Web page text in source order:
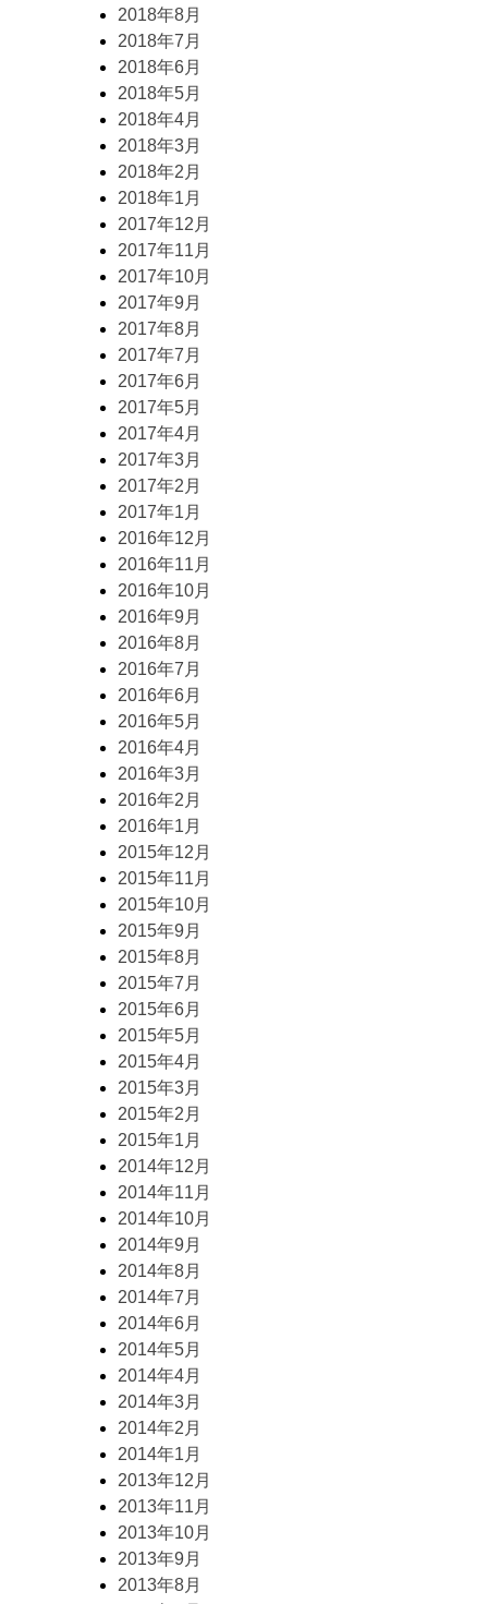
2018年8月
2018年7月
2018年6月
2018年5月
2018年4月
2018年3月
2018年2月
2018年1月
2017年12月
2017年11月
2017年10月
2017年9月
2017年8月
2017年7月
2017年6月
2017年5月
2017年4月
2017年3月
2017年2月
2017年1月
2016年12月
2016年11月
2016年10月
2016年9月
2016年8月
2016年7月
2016年6月
2016年5月
2016年4月
2016年3月
2016年2月
2016年1月
2015年12月
2015年11月
2015年10月
2015年9月
2015年8月
2015年7月
2015年6月
2015年5月
2015年4月
2015年3月
2015年2月
2015年1月
2014年12月
2014年11月
2014年10月
2014年9月
2014年8月
2014年7月
2014年6月
2014年5月
2014年4月
2014年3月
2014年2月
2014年1月
2013年12月
2013年11月
2013年10月
2013年9月
2013年8月